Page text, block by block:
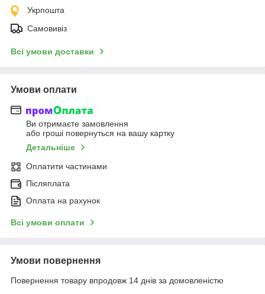
Укрпошта
Самовивіз
Всі умови доставки
Умови оплати
Ви отримаєте замовлення
або гроші повернуться на вашу картку
Детальніше
Оплатити частинами
Післяплата
Оплата на рахунок
Всі умови оплати
Умови повернення
Повернення товару впродовж 14 днів за домовленістю